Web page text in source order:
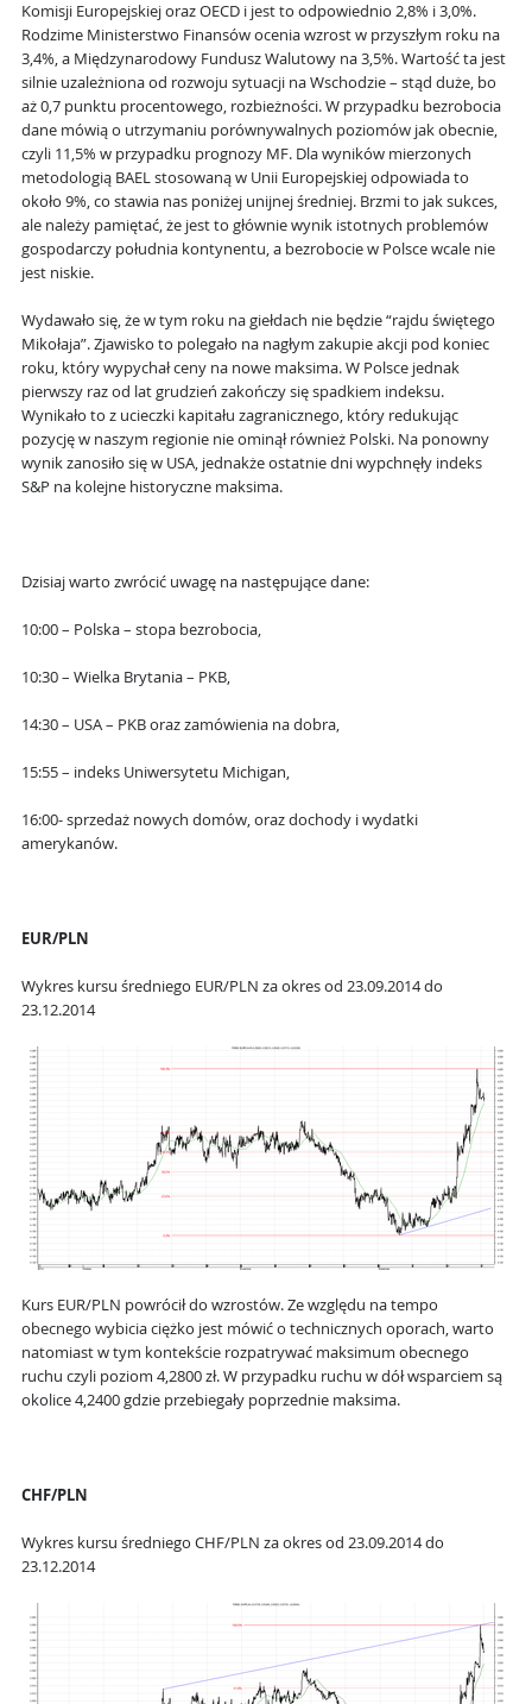
Komisji Europejskiej oraz OECD i jest to odpowiednio 2,8% i 3,0%.
Rodzime Ministerstwo Finansów ocenia wzrost w przyszłym roku na
3,4%, a Międzynarodowy Fundusz Walutowy na 3,5%. Wartość ta jest
silnie uzależniona od rozwoju sytuacji na Wschodzie – stąd duże, bo
aż 0,7 punktu procentowego, rozbieżności. W przypadku bezrobocia
dane mówią o utrzymaniu porównywalnych poziomów jak obecnie,
czyli 11,5% w przypadku prognozy MF. Dla wyników mierzonych
metodologią BAEL stosowaną w Unii Europejskiej odpowiada to
około 9%, co stawia nas poniżej unijnej średniej. Brzmi to jak sukces,
ale należy pamiętać, że jest to głównie wynik istotnych problemów
gospodarczy południa kontynentu, a bezrobocie w Polsce wcale nie
jest niskie.
Wydawało się, że w tym roku na giełdach nie będzie “rajdu świętego
Mikołaja”. Zjawisko to polegało na nagłym zakupie akcji pod koniec
roku, który wypychał ceny na nowe maksima. W Polsce jednak
pierwszy raz od lat grudzień zakończy się spadkiem indeksu.
Wynikało to z ucieczki kapitału zagranicznego, który redukując
pozycję w naszym regionie nie ominął również Polski. Na ponowny
wynik zanosiło się w USA, jednakże ostatnie dni wypchnęły indeks
S&P na kolejne historyczne maksima.
Dzisiaj warto zwrócić uwagę na następujące dane:
10:00 – Polska – stopa bezrobocia,
10:30 – Wielka Brytania – PKB,
14:30 – USA – PKB oraz zamówienia na dobra,
15:55 – indeks Uniwersytetu Michigan,
16:00- sprzedaż nowych domów, oraz dochody i wydatki
amerykanów.
EUR/PLN
Wykres kursu średniego EUR/PLN za okres od 23.09.2014 do
23.12.2014
Kurs EUR/PLN powrócił do wzrostów. Ze względu na tempo
obecnego wybicia ciężko jest mówić o technicznych oporach, warto
natomiast w tym kontekście rozpatrywać maksimum obecnego
ruchu czyli poziom 4,2800 zł. W przypadku ruchu w dół wsparciem są
okolice 4,2400 gdzie przebiegały poprzednie maksima.
CHF/PLN
Wykres kursu średniego CHF/PLN za okres od 23.09.2014 do
23.12.2014